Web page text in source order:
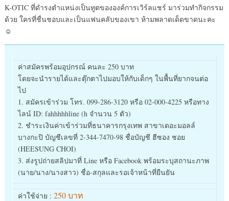
K-OTIC ที่ดำรงตำแหน่งเป็นทูตขององค์การเวิร์ลแชร์ มาร่วมทำกิจกรรม
ด้วย ใครที่ชื่นชอบและเป็นแฟนคลับของเขา ห้ามพลาดเด็ดขาดนะคะ
☺
ค่าสมัครพร้อมอุปกรณ์ คนละ 250 บาท
โดยจะนำรายได้และตุ๊กตาไปมอบให้กับเด็กๆ ในพื้นที่ยากจนต่อ
ไป
1. สมัครเข้าร่วม โทร. 099-286-3120 หรือ 02-000-4225 หรือทาง
ไลน์ ID: fahhhhhline (h จำนวน 5 ตัว)
2. ชำระเงินค่าเข้าร่วมที่ธนาคารกรุงเทพ สาขาเดอะมอลล์
บางกะปิ บัญชีเลขที่ 2-344-7470-98 ชื่อบัญชี ฮีซอง ชอย
(HEESUNG CHOI)
3. ส่งรูปถ่ายสลิปมาที่ Line หรือ Facebook พร้อมระบุสถานะภาพ
(นาย/นาง/นางสาว) ชื่อ-สกุลและรอเจ้าหน้าที่ยืนยัน
ค่าใช้จ่าย : 250 บาท